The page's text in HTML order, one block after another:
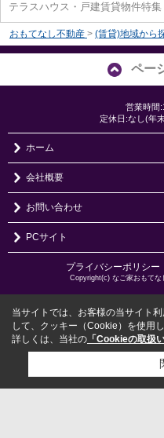
テラスハウス・戸建賃貸物件特集
おもてなし不動産 > (賃貸)地域から
ペー
営業時間
定休日:なし(年
ホーム
会社概要
お問い合わせ
PCサイト
プライバシーポリシー
Copyright(c) なご家おもて
当サイトでは、お客様の当サイト
して、クッキー（Cookie）を使用し
詳しくは、当社の 「Cookieの取扱